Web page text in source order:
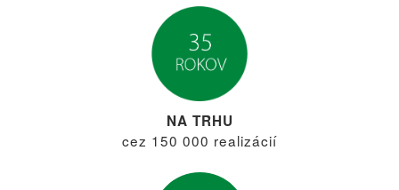
NA TRHU
cez 150 000 realizácií